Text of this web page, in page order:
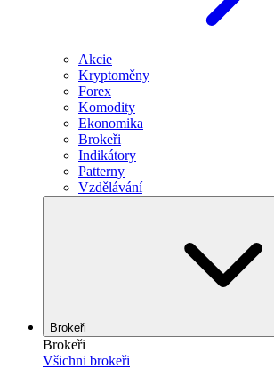
Akcie
Kryptoměny
Forex
Komodity
Ekonomika
Brokeři
Indikátory
Patterny
Vzdělávání
Brokeři
Brokeři
Všichni brokeři